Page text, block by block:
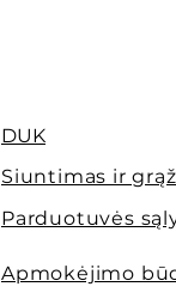
DUK
Siuntimas ir
Parduotuvės
Apmokėjimo